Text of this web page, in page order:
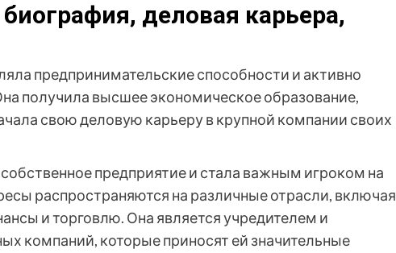
деловая карьера,
предпринимательские способности и активно
получила высшее экономическое образование,
свою деловую карьеру в крупной компании своих
предприятие и стала важным игроком на
распространяются на различные отрасли, включая
и торговлю. Она является учредителем и
компаний, которые приносят ей значительные